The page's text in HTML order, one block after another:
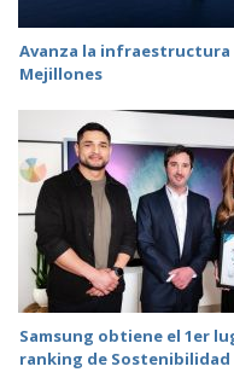
Avanza la infraestructura
Mejillones
Samsung obtiene el 1er
ranking de Sostenibilidad